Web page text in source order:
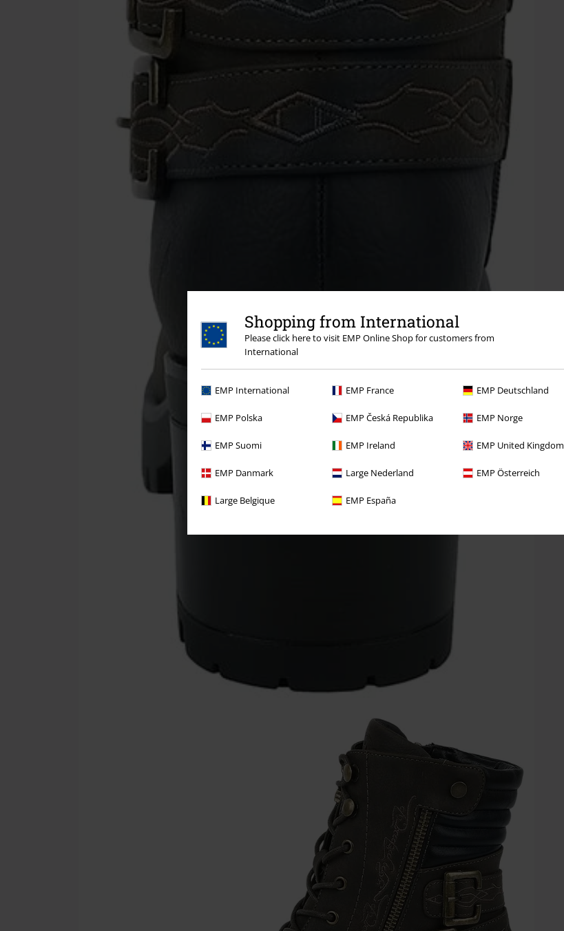
Shopping from International
Please click here to visit EMP Online Shop for customers from
International
EMP International EMP France EMP Deutschland
EMP Polska EMP Česká Republika EMP Norge
EMP Suomi EMP Ireland EMP United Kingdom
EMP Danmark Large Nederland EMP Österreich
Large Belgique EMP España